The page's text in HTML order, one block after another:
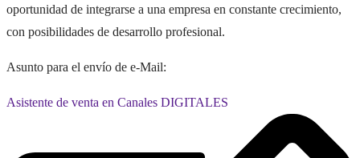
oportunidad de integrarse a una empresa en constante crecimiento,
con posibilidades de desarrollo profesional.
Asunto para el envío de e-Mail:
Asistente de venta en Canales DIGITALES